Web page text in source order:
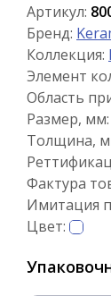
Артикул:
Бренд:
Коллекция:
Элемент
Область
Размер, мм:
Толщина,
Фактура
Имитация
Цвет: